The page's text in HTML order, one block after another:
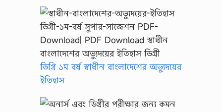
ডিগ্রি ১ম বর্ষ স্বাধীন বাংলাদেশের অভ্যুদয়ের
ইতিহাস